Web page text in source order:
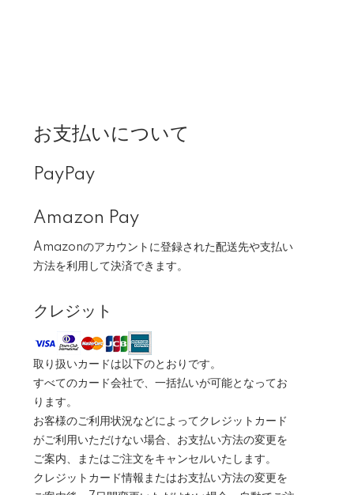
お支払いについて
PayPay
Amazon Pay
Amazonのアカウントに登録された配送先や支払い
方法を利用して決済できます。
クレジット
取り扱いカードは以下のとおりです。
すべてのカード会社で、一括払いが可能となってお
ります。
お客様のご利用状況などによってクレジットカード
がご利用いただけない場合、お支払い方法の変更を
ご案内、またはご注文をキャンセルいたします。
クレジットカード情報またはお支払い方法の変更を